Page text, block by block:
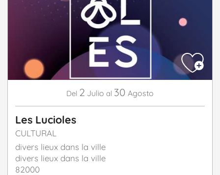
Del 2 Julio al 30 Agosto
Les Lucioles
CULTURAL
divers lieux dans la ville
divers lieux dans la ville
82000